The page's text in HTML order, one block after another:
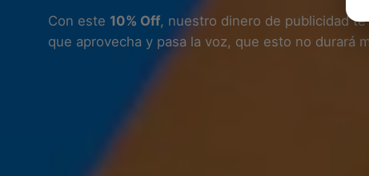
Con este 10% Off, nuestro dinero de publicidad
que aprovecha y pasa la voz, que esto no durará